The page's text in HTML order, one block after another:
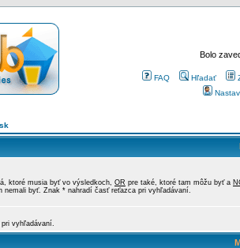
Bolo
FAQ Hľadať
ktoré musia byť vo výsledkoch, OR pre také, ktoré tam môžu byť a
nemali byť. Znak * nahradí časť reťazca pri vyhľadávaní.
vyhľadávaní.